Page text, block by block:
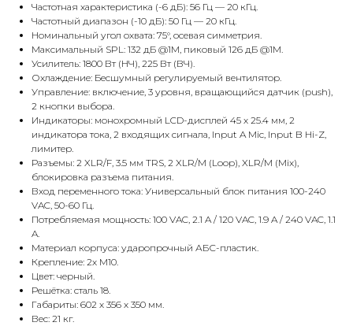
Частотная характеристика (-6 дБ): 56 Гц — 20 кГц.
Частотный диапазон (-10 дБ): 50 Гц — 20 кГц.
Номинальный угол охвата: 75°, осевая симметрия.
Максимальный SPL: 132 дБ @1М, пиковый 126 дБ @1М.
Усилитель: 1800 Вт (НЧ), 225 Вт (ВЧ).
Охлаждение: Бесшумный регулируемый вентилятор.
Управление: включение, 3 уровня, вращающийся датчик (push),
2 кнопки выбора.
Индикаторы: монохромный LCD-дисплей 45 х 25.4 мм, 2
индикатора тока, 2 входящих сигнала, Input A Mic, Input B Hi-Z,
лимитер.
Разъемы: 2 XLR/F, 3.5 мм TRS, 2 XLR/M (Loop), XLR/M (Mix),
блокировка разъема питания.
Вход переменного тока: Универсальный блок питания 100-240
VAC, 50-60 Гц.
Потребляемая мощность: 100 VAC, 2.1 A / 120 VAC, 1.9 A / 240 VAC, 1.1
A.
Материал корпуса: ударопрочный АБС-пластик.
Крепление: 2х М10.
Цвет: черный.
Решётка: сталь 18.
Габариты: 602 х 356 х 350 мм.
Вес: 21 кг.